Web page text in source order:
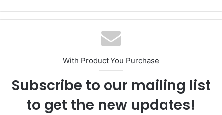
With Product You Purchase
Subscribe to our mailing list
to get the new updates!